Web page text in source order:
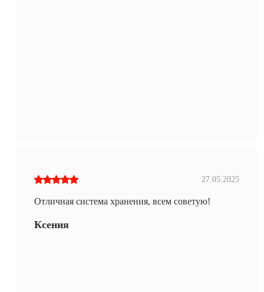
27.05.2025
Отличная система хранения, всем советую!
Ксения